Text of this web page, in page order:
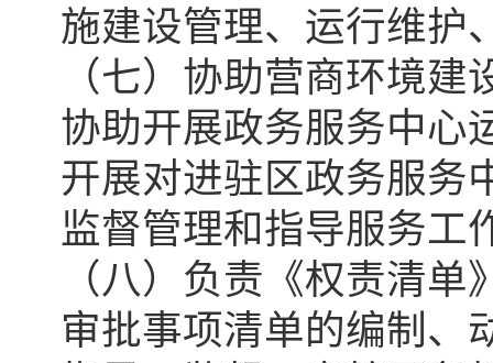
施建设管理、运行维护
（七）协助营商环境
协助开展政务服务中心
开展对进驻区政务服务
监督管理和指导服务工
（八）负责《权责清
审批事项清单的编制、